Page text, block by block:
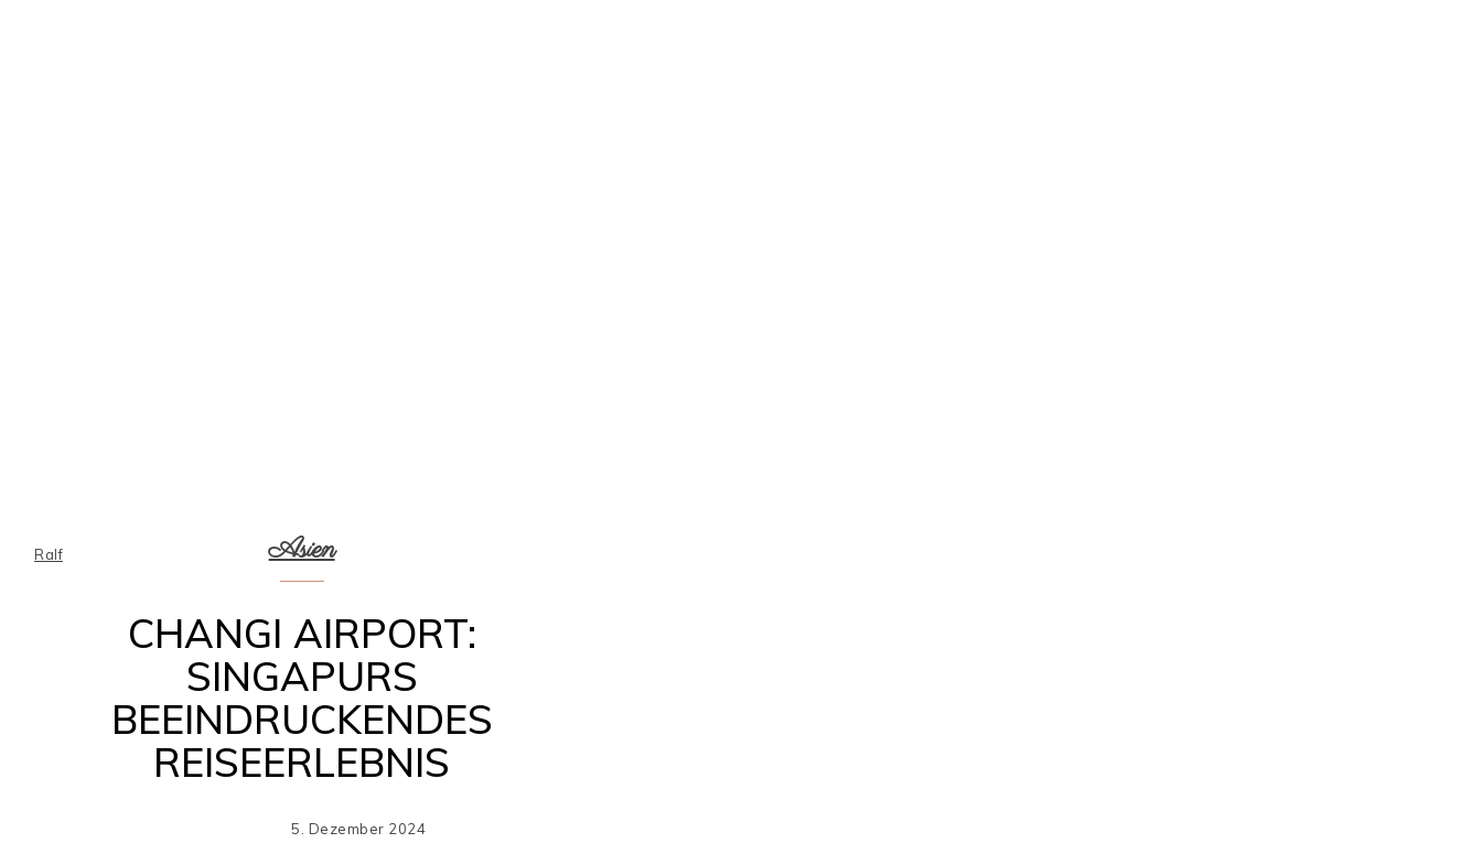
Ralf Asien
CHANGI AIRPORT:
SINGAPURS
BEEINDRUCKENDES
REISEERLEBNIS
5. Dezember 2024